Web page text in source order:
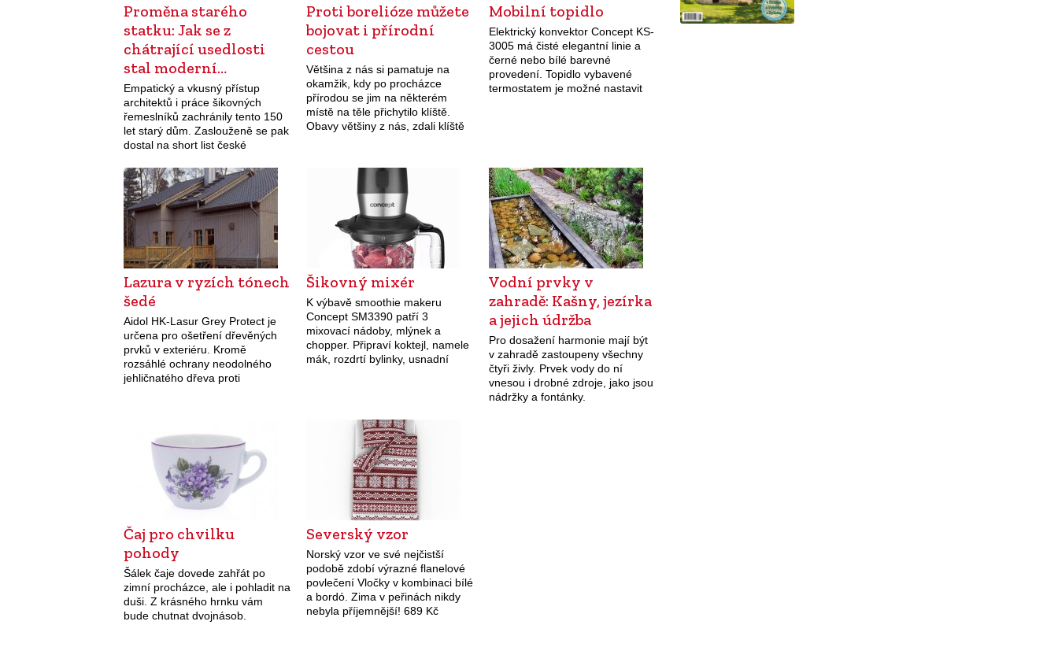
Proměna starého
statku: Jak se z
chátrající usedlosti
stal moderní…
Empatický a vkusný přístup
architektů i práce šikovných
řemeslníků zachránily tento 150
let starý dům. Zaslouženě se pak
dostal na short list české
Architektů.
Proti borelióze můžete
bojovat i přírodní
cestou
Většina z nás si pamatuje na
okamžik, kdy po procházce
přírodou se jim na některém
místě na těle přichytilo klíště.
Obavy většiny z nás, zdali klíště
Mobilní topidlo
Elektrický konvektor Concept KS-
3005 má čisté elegantní linie a
černé nebo bílé barevné
provedení. Topidlo vybavené
termostatem je možné nastavit
Lazura v ryzích tónech
šedé
Aidol HK-Lasur Grey Protect je
určena pro ošetření dřevěných
prvků v exteriéru. Kromě
rozsáhlé ochrany neodolného
jehličnatého dřeva proti
celé ploše natíraného povrchu.…
Šikovný mixér
K výbavě smoothie makeru
Concept SM3390 patří 3
mixovací nádoby, mlýnek a
chopper. Připraví koktejl, namele
mák, rozdrtí bylinky, usnadní
Vodní prvky v
zahradě: Kašny, jezírka
a jejich údržba
Pro dosažení harmonie mají být
v zahradě zastoupeny všechny
čtyři živly. Prvek vody do ní
vnesou i drobné zdroje, jako jsou
nádržky a fontánky.
Čaj pro chvilku
pohody
Šálek čaje dovede zahřát po
zimní procházce, ale i pohladit na
duši. Z krásného hrnku vám
bude chutnat dvojnásob.
Severský vzor
Norský vzor ve své nejčistší
podobě zdobí výrazné flanelové
povlečení Vločky v kombinaci bílé
a bordó. Zima v peřinách nikdy
nebyla příjemnější! 689 Kč